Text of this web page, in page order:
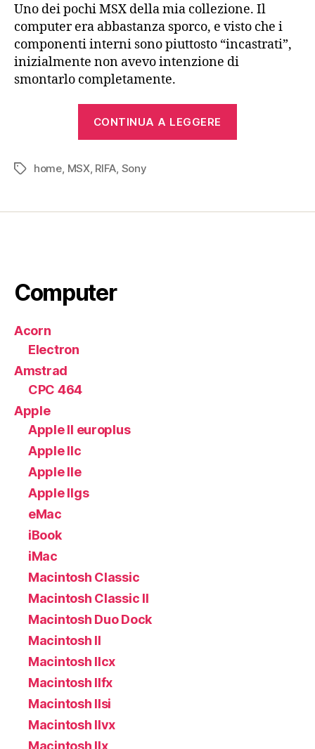
Uno dei pochi MSX della mia collezione. Il
computer era abbastanza sporco, e visto che i
componenti interni sono piuttosto “incastrati”,
inizialmente non avevo intenzione di
smontarlo completamente.
CONTINUA A LEGGERE
(1984)”
Tag home, MSX, RIFA, Sony
Computer
Acorn
Electron
Amstrad
CPC 464
Apple
Apple II europlus
Apple IIc
Apple IIe
Apple IIgs
eMac
iBook
iMac
Macintosh Classic
Macintosh Classic II
Macintosh Duo Dock
Macintosh II
Macintosh IIcx
Macintosh IIfx
Macintosh IIsi
Macintosh IIvx
Macintosh IIx